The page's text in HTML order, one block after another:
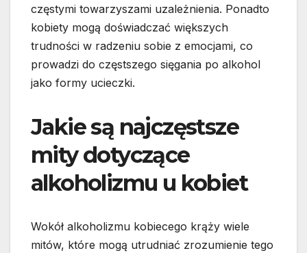
częstymi towarzyszami uzależnienia. Ponadto
kobiety mogą doświadczać większych
trudności w radzeniu sobie z emocjami, co
prowadzi do częstszego sięgania po alkohol
jako formy ucieczki.
Jakie są najczęstsze
mity dotyczące
alkoholizmu u kobiet
Wokół alkoholizmu kobiecego krąży wiele
mitów, które mogą utrudniać zrozumienie tego